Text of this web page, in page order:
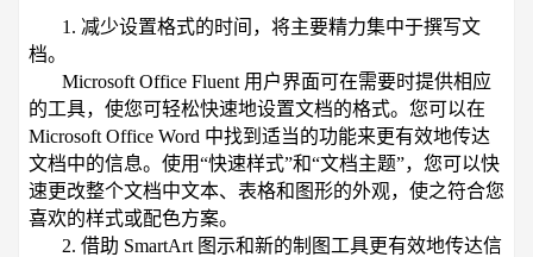
1. 减少设置格式的时间，将主要精力集中于撰写文
档。
Microsoft Office Fluent 用户界面可在需要时提供相应
的工具，使您可轻松快速地设置文档的格式。您可以在
Microsoft Office Word 中找到适当的功能来更有效地传达
文档中的信息。使用“快速样式”和“文档主题”，您可以快
速更改整个文档中文本、表格和图形的外观，使之符合您
喜欢的样式或配色方案。
2. 借助 SmartArt 图示和新的制图工具更有效地传达信